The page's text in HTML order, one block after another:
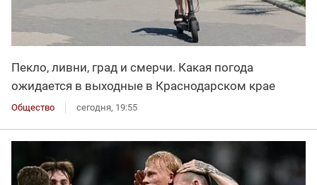
Пекло, ливни, град и смерчи. Какая погода
ожидается в выходные в Краснодарском крае
Общество сегодня, 19:55